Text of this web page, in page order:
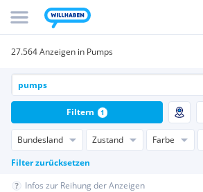
27.564 Anzeigen in Pumps
Bundesland Zustand Farbe
Filter zurücksetzen
Filtern 1
Infos zur Reihung der Anzeigen